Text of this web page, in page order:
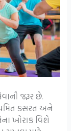
જરૂર છે.
કસરત અને
ખોરાક વિશે